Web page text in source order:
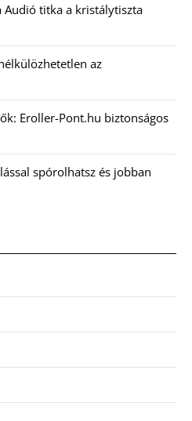
Audió titka a kristálytiszta
az
Eroller-Pont.hu biztonságos
spórolhatsz és jobban